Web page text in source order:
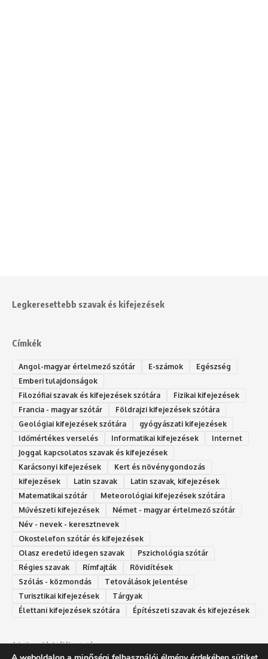
Legkeresettebb szavak és kifejezések
Címkék
Angol-magyar értelmező szótár E-számok
Egészség
Emberi tulajdonságok
Filozófiai szavak és kifejezések szótára
Fizikai kifejezések
Francia - magyar szótár
Földrajzi kifejezések szótára
Geológiai kifejezések szótára
gyógyászati kifejezések
Időmértékes verselés
Informatikai kifejezések
Internet
Joggal kapcsolatos szavak és kifejezések
Karácsonyi kifejezések
Kert és növénygondozás
kifejezések
Latin szavak
Latin szavak, kifejezések
Matematikai szótár
Meteorológiai kifejezések szótára
Művészeti kifejezések
Német - magyar értelmező szótár
Név - nevek - keresztnevek
Okostelefon szótár és kifejezések
Olasz eredetű idegen szavak
Ps‮gólohciz‬ia s‮átóz‬r
Régies szavak
Rímfajták
Rövidítések
Szólás - közmondás
Tetoválások jelentése
Turisztikai kifejezések
Tárgyak
Élettani kifejezések szótára
Építészeti szavak és kifejezések
Adatkezelési tájékoztató